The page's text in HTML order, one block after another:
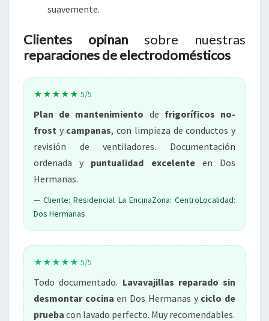
suavemente.
Clientes opinan sobre nuestras
reparaciones de electrodomésticos
★★★★★ 5/5
Plan de mantenimiento de frigoríficos no-
frost y campanas, con limpieza de conductos y
revisión de ventiladores. Documentación
ordenada y puntualidad excelenteen Dos
Hermanas.
— Cliente: Residencial La EncinaZona: CentroLocalidad:
Dos Hermanas
★★★★★ 5/5
Todo documentado. Lavavajillas reparado sin
desmontar cocina en Dos Hermanas y ciclo de
prueba con lavado perfecto. Muy recomendables.